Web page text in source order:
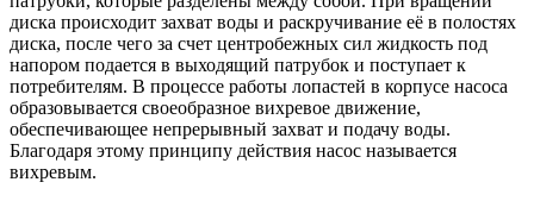
диска происходит захват воды и раскручивание её в полостях
диска, после чего за счет центробежных сил жидкость под
напором подается в выходящий патрубок и поступает к
потребителям. В процессе работы лопастей в корпусе насоса
образовывается своеобразное вихревое движение,
обеспечивающее непрерывный захват и подачу воды.
Благодаря этому принципу действия насос называется
вихревым.